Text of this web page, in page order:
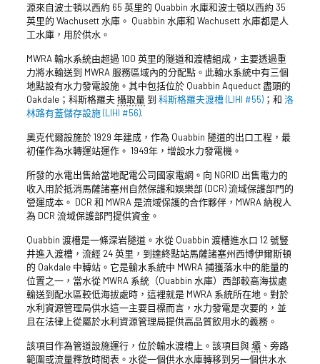
源來自波士頓以西約 65 英里的 Quabbin 水庫和波士頓以西約 35
英里的 Wachusett 水庫。 Quabbin 水庫和 Wachusett 水庫都是人
工水庫，用於供水。
MWRA 輸水系統由超過 100 英里的隧道和渡槽組成，主要透過重
力將水輸送到 MWRA 服務區域內的分配點。此輸水系統中有三個
地點設有水力發電設施。其中包括位於 Quabbin Aqueduct 盡頭的
Oakdale；科斯格羅夫攝取量到 科斯格羅夫渡槽 (LIHI #55)；和 洛
林路有蓋儲存設施 (LIHI #56).
奧克代爾設施於 1929 年建成，作為 Quabbin 隧道的出口工程，最
初僅作為水轉運站運作。 1949年，增設水力發電機。
所發的水電出售給當地配電公司國家電網。向 NGRID 出售電力的
收入用於抵消馬薩諸塞州自然保護和娛樂部 (DCR) 流域保護部門的
營運成本。 DCR 和 MWRA 是流域保護的合作夥伴，MWRA 納稅人
為 DCR 流域保護部門提供資金。
Quabbin 渡槽是一條深岩隧道。水從 Quabbin 渡槽進水口 12 號豎
井進入渡槽，流經 24 英里，到達終點站馬薩諸塞州西博伊爾斯頓
的 Oakdale 中轉站。它是輸水系統中 MWRA 捕獲落水中的能量的
位置之一，當水從 MWRA 系統（Quabbin 水庫）西部較高海拔處
輸送到配水區較低海拔處時，這裡就是 MWRA 系統所在地。對於
水利資源管理局供水這一主要目標而言，水力發電是次要的，並
且在法律上從屬於水利資源管理局提供高品質飲用水的義務。
該項目作為管道設施運行，位於輸水渡槽上。該項目與壩、旁路
範圍或流量釋放時間表。水從一個供水水庫轉移到另一個供水水